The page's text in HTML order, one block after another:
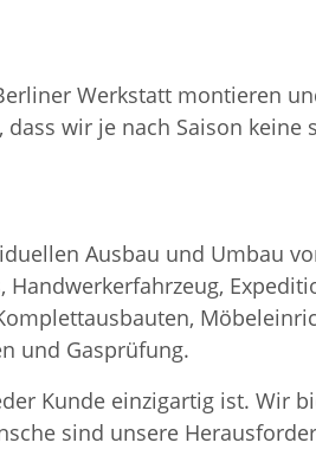
Werkstatt montieren
dass wir je nach Saison
Ausbau und Umbau
und Gasprüfung.
Kunde einzigartig ist.
sind unsere